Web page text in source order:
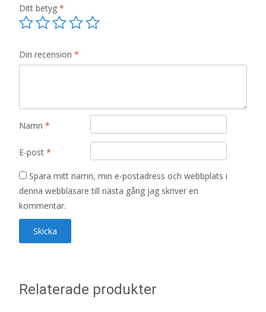
Ditt betyg *
Din recension *
Namn *
E-post *
Spara mitt namn, min e-postadress och webbplats i
denna webbläsare till nästa gång jag skriver en
kommentar.
Relaterade produkter